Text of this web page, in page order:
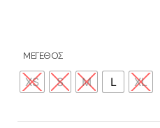
ΜΕΓΕΘΟΣ
XS S M L XL